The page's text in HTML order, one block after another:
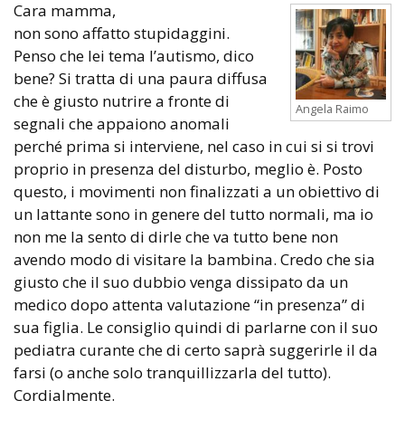
Angela Raimo
Cara mamma,
non sono affatto stupidaggini.
Penso che lei tema l’autismo, dico
bene? Si tratta di una paura diffusa
che è giusto nutrire a fronte di
segnali che appaiono anomali
perché prima si interviene, nel caso in cui si si trovi
proprio in presenza del disturbo, meglio è. Posto
questo, i movimenti non finalizzati a un obiettivo di
un lattante sono in genere del tutto normali, ma io
non me la sento di dirle che va tutto bene non
avendo modo di visitare la bambina. Credo che sia
giusto che il suo dubbio venga dissipato da un
medico dopo attenta valutazione “in presenza” di
sua figlia. Le consiglio quindi di parlarne con il suo
pediatra curante che di certo saprà suggerirle il da
farsi (o anche solo tranquillizzarla del tutto).
Cordialmente.